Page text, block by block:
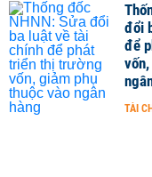
đổi
để
TÀI